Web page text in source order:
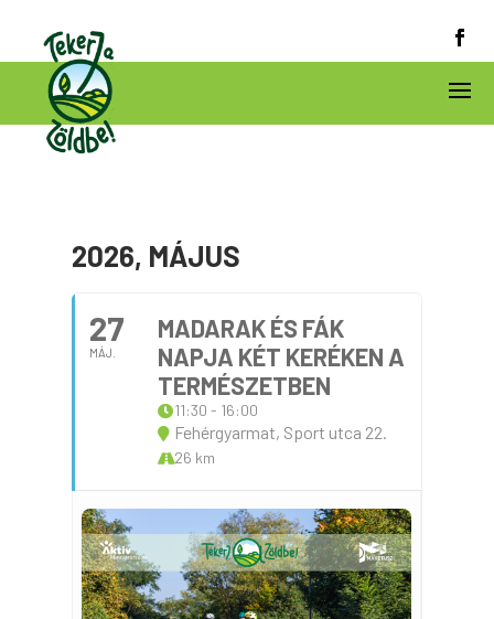
2026, MÁJUS
27
MÁJ.
MADARAK ÉS FÁK
NAPJA KÉT KERÉKEN A
TERMÉSZETBEN
11:30 - 16:00
Fehérgyarmat, Sport utca 22.
26 km